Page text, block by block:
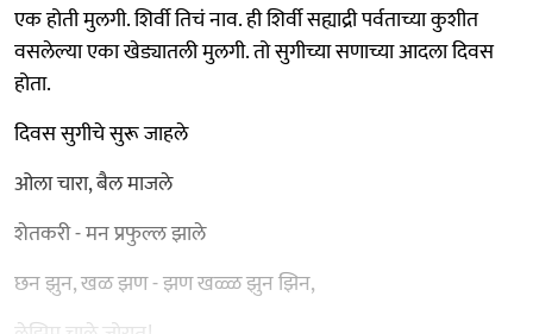
एक होती मुलगी. शिर्वी तिचं नाव. ही शिर्वी सह्याद्री पर्वताच्या कुशीत
वसलेल्या एका खेड्यातली मुलगी. तो सुगीच्या सणाच्या आदला दिवस
होता.
दिवस सुगीचे सुरू जाहले
ओला चारा, बैल माजले
शेतकरी - मन प्रफुल्ल झाले
छन झुन, खळ झण - झण खळ्ळ झुन झिन,